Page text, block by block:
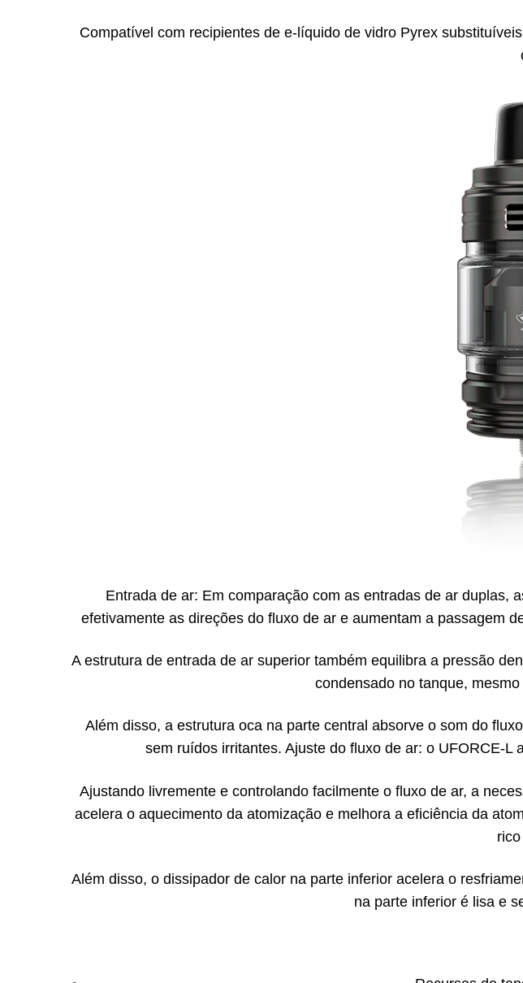
Compatível com recipientes de e-líquido de vidro Pyrex
Entrada de ar: Em comparação com as entradas de ar duplas,
efetivamente as direções do fluxo de ar e aumentam a passagem
A estrutura de entrada de ar superior também equilibra a pressão
condensado no tanque,
Além disso, a estrutura oca na parte central absorve o som do
sem ruídos irritantes. Ajuste do fluxo de ar: o UFORCE-
Ajustando livremente e controlando facilmente o fluxo de ar, a
acelera o aquecimento da atomização e melhora a eficiência da
Além disso, o dissipador de calor na parte inferior acelera o
na parte inferior é lisa e